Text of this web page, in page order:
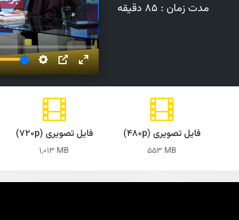
مدت زمان : 85 دقیقه

فایل تصویری (۷۲۰p)
1,013 MB

فایل تصویری (۴۸۰p)
553 MB